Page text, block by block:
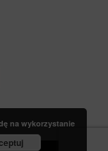
na wykorzystanie